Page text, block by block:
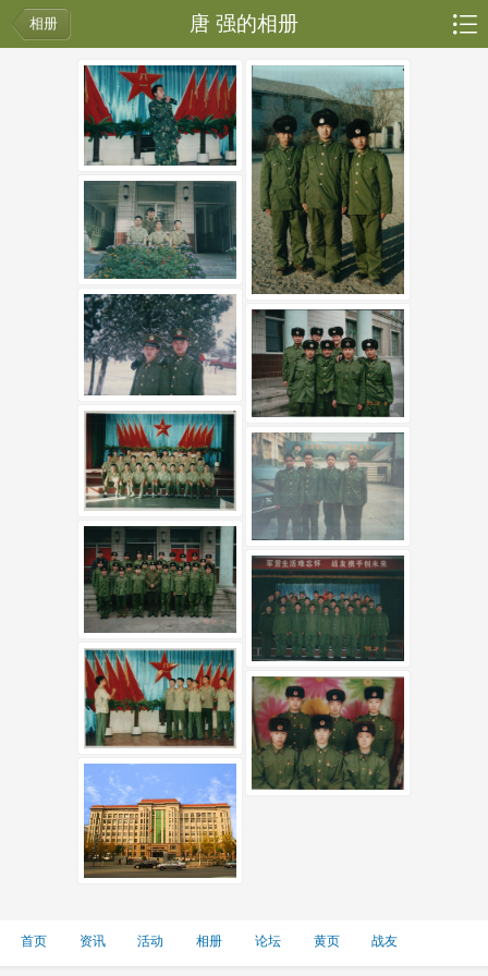
相册 唐 强的相册
首页 资讯 活动 相册 论坛 黄页 战友